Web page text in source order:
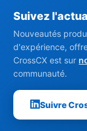
Suivez
Nouveautés
d'expérience,
CrossCX est sur
communauté.
Suivre